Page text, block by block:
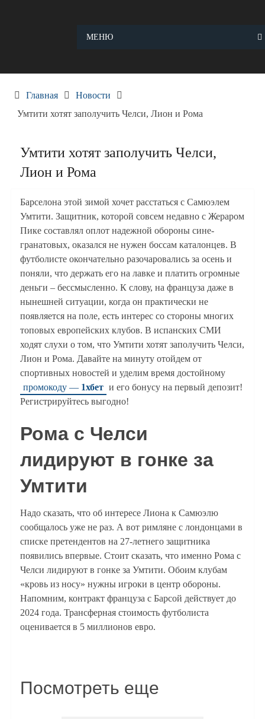
МЕНЮ
Главная
Новости
Умтити хотят заполучить Челси, Лион и Рома
Умтити хотят заполучить Челси,
Лион и Рома
Барселона этой зимой хочет расстаться с Самюэлем
Умтити. Защитник, которой совсем недавно с Жераром
Пике составлял оплот надежной обороны сине-
гранатовых, оказался не нужен боссам каталонцев. В
футболисте окончательно разочаровались за осень и
поняли, что держать его на лавке и платить огромные
деньги – бессмысленно. К слову, на француза даже в
нынешней ситуации, когда он практически не
появляется на поле, есть интерес со стороны многих
топовых европейских клубов. В испанских СМИ
ходят слухи о том, что Умтити хотят заполучить Челси,
Лион и Рома. Давайте на минуту отойдем от
спортивных новостей и уделим время достойному
промокоду — 1хбет и его бонусу на первый депозит!
Регистрируйтесь выгодно!
Рома с Челси
лидируют в гонке за
Умтити
Надо сказать, что об интересе Лиона к Самюэлю
сообщалось уже не раз. А вот римляне с лондонцами в
списке претендентов на 27-летнего защитника
появились впервые. Стоит сказать, что именно Рома с
Челси лидируют в гонке за Умтити. Обоим клубам
«кровь из носу» нужны игроки в центр обороны.
Напомним, контракт француза с Барсой действует до
2024 года. Трансферная стоимость футболиста
оценивается в 5 миллионов евро.
Посмотреть еще